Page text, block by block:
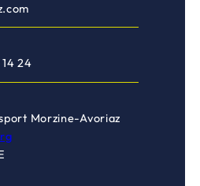
24
Morzine-Avoriaz